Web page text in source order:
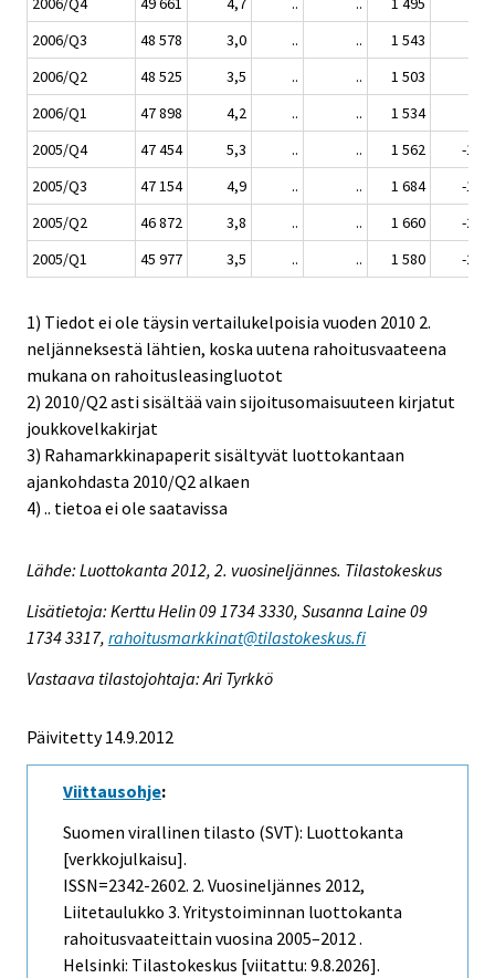
2006/Q3
48 578 3,0 .. .. 1 543
2006/Q2
48 525 3,5 .. .. 1 503
2006/Q1
47 898 4,2 .. .. 1 534
2005/Q4
47 454 5,3 .. .. 1 562
-18,3
2005/Q3
47 154 4,9 .. .. 1 684
-16,3
2005/Q2
46 872 3,8 .. .. 1 660
-20,6
2005/Q1
45 977 3,5 .. .. 1 580 -24,1
1) Tiedot ei ole täysin vertailukelpoisia vuoden 2010 2.
neljänneksestä lähtien, koska uutena rahoitusvaateena
mukana on rahoitusleasingluotot
2) 2010/Q2 asti sisältää vain sijoitusomaisuuteen kirjatut
joukkovelkakirjat
3) Rahamarkkinapaperit sisältyvät luottokantaan
ajankohdasta 2010/Q2 alkaen
4) .. tietoa ei ole saatavissa
Lähde: Luottokanta 2012, 2. vuosineljännes. Tilastokeskus
Lisätietoja: Kerttu Helin 09 1734 3330, Susanna Laine 09
1734 3317, rahoitusmarkkinat@tilastokeskus.fi
Vastaava tilastojohtaja: Ari Tyrkkö
Päivitetty 14.9.2012
Viittausohje:
Suomen virallinen tilasto (SVT): Luottokanta
[verkkojulkaisu].
ISSN=2342-2602. 2. Vuosineljännes 2012,
Liitetaulukko 3. Yritystoiminnan luottokanta
rahoitusvaateittain vuosina 2005–2012 .
Helsinki: Tilastokeskus [viitattu: 9.8.2026].